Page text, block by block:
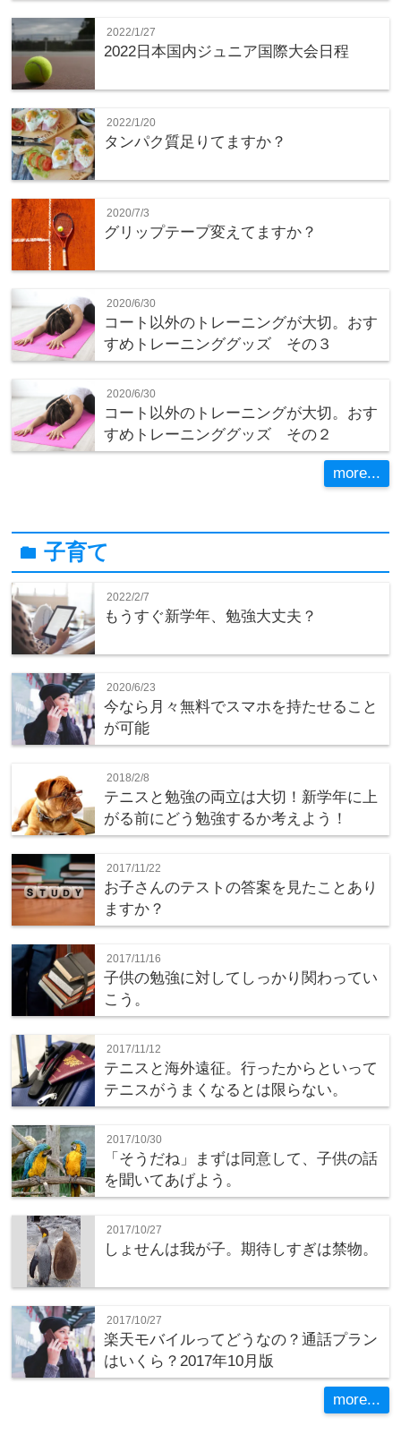
2022/1/27
2022日本国内ジュニア国際大会日程
2022/1/20
タンパク質足りてますか？
2020/7/3
グリップテープ変えてますか？
2020/6/30
コート以外のトレーニングが大切。おす
すめトレーニンググッズ その３
2020/6/30
コート以外のトレーニングが大切。おす
すめトレーニンググッズ その２
more...
folder子育て
2022/2/7
もうすぐ新学年、勉強大丈夫？
2020/6/23
今なら月々無料でスマホを持たせること
が可能
2018/2/8
テニスと勉強の両立は大切！新学年に上
がる前にどう勉強するか考えよう！
2017/11/22
お子さんのテストの答案を見たことあり
ますか？
2017/11/16
子供の勉強に対してしっかり関わってい
こう。
2017/11/12
テニスと海外遠征。行ったからといって
テニスがうまくなるとは限らない。
2017/10/30
「そうだね」まずは同意して、子供の話
を聞いてあげよう。
2017/10/27
しょせんは我が子。期待しすぎは禁物。
2017/10/27
楽天モバイルってどうなの？通話プラン
はいくら？2017年10月版
more...